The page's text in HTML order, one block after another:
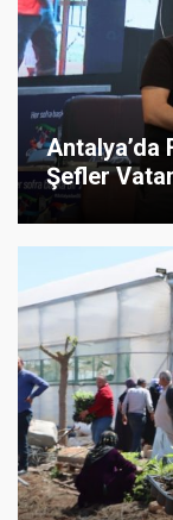
Antalya’da
Şefler